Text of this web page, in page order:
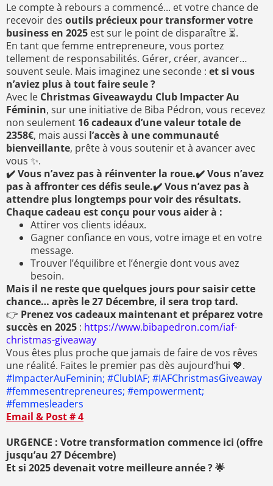
Le compte à rebours a commencé... et votre chance de
recevoir des outils précieux pour transformer votre
business en 2025 est sur le point de disparaître ⏳.
En tant que femme entrepreneure, vous portez
tellement de responsabilités. Gérer, créer, avancer…
souvent seule. Mais imaginez une seconde : et si vous
n’aviez plus à tout faire seule ?
Avec le Christmas Giveawaydu Club Impacter Au
Féminin, sur une initiative de Biba Pédron, vous recevez
non seulement 16 cadeaux d’une valeur totale de
2358€, mais aussi l’accès à une communauté
bienveillante, prête à vous soutenir et à avancer avec
vous ✨.
✔️ Vous n’avez pas à réinventer la roue.✔️ Vous n’avez
pas à affronter ces défis seule.✔️ Vous n’avez pas à
attendre plus longtemps pour voir des résultats.
Chaque cadeau est conçu pour vous aider à :
Attirer vos clients idéaux.
Gagner confiance en vous, votre image et en votre
message.
Trouver l’équilibre et l’énergie dont vous avez
besoin.
Mais il ne reste que quelques jours pour saisir cette
chance… après le 27 Décembre, il sera trop tard.
👉 Prenez vos cadeaux maintenant et préparez votre
succès en 2025 : https://www.bibapedron.com/iaf-
christmas-giveaway
Vous êtes plus proche que jamais de faire de vos rêves
une réalité. Faites le premier pas dès aujourd’hui 💖.
#ImpacterAuFeminin; #ClubIAF; #IAFChristmasGiveaway
#femmesentrepreneures; #empowerment;
#femmesleaders
Email & Post # 4
URGENCE : Votre transformation commence ici (offre
jusqu’au 27 Décembre)
Et si 2025 devenait votre meilleure année ? 🌟